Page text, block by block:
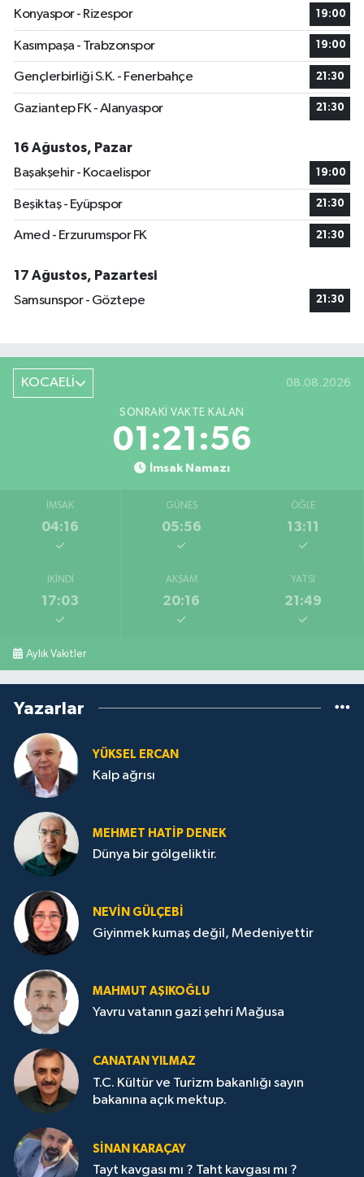
Konyaspor - Rizespor 19:00
Kasımpaşa - Trabzonspor 19:00
Gençlerbirliği S.K. - Fenerbahçe 21:30
Gaziantep FK - Alanyaspor 21:30
16 Ağustos, Pazar
Başakşehir - Kocaelispor
19:00
Beşiktaş - Eyüpspor 21:30
Amed - Erzurumspor FK 21:30
17 Ağustos, Pazartesi
Samsunspor - Göztepe
21:30
KOCAELİ 08.08.2026
SONRAKI VAKTE KALAN
01:21:55
İmsak Namazı
İMSAK
04:16
GÜNEŞ
05:56
ÖĞLE
13:11
İKINDI
17:03
AKŞAM
20:16
YATSI
21:49
Aylık Vakitler
Yazarlar
YÜKSEL ERCAN
Kalp ağrısı
MEHMET HATİP DENEK
Dünya bir gölgeliktir.
NEVİN GÜLÇEBİ
Giyinmek kumaş değil, Medeniyettir
MAHMUT AŞIKOĞLU
Yavru vatanın gazi şehri Mağusa
CANATAN YILMAZ
T.C. Kültür ve Turizm bakanlığı sayın
bakanına açık mektup.
SİNAN KARAÇAY
Tayt kavgası mı ? Taht kavgası mı ?